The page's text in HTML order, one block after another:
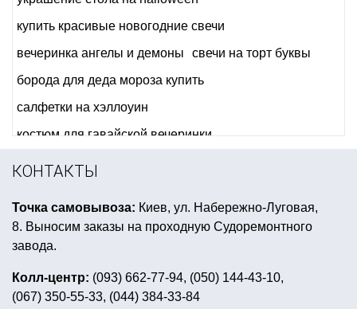
купить красивые новогодние свечи
вечеринка ангелы и демоны
свечи на торт буквы
борода для деда мороза купить
салфетки на хэллоуин
костюм для гавайской вечеринки
аксессуары для морской вечеринки
вечеринка в стиле диско одежда
все для праздника поли робокар
детский день рождения свинка пеппа
КОНТАКТЫ
Точка самовывоза: Киев, ул. Набережно-Луговая,
8. Выносим заказы на проходную Судоремонтного
завода.
Колл-центр: (093) 662-77-94, (050) 144-43-10,
(067) 350-55-33, (044) 384-33-84